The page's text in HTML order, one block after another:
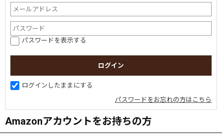
パスワードを表示する
ログインしたままにする
パスワードをお忘れの方はこちら
Amazonアカウントをお持ちの方